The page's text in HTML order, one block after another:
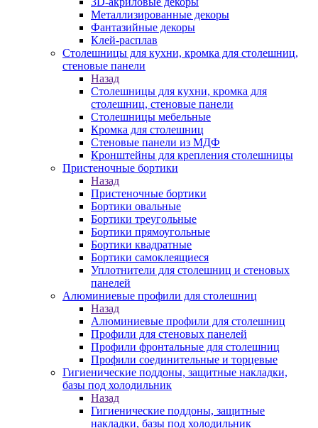
Металлизированные декоры
Фантазийные декоры
Клей-расплав
Столешницы для кухни, кромка для столешниц,
стеновые панели
Назад
Столешницы для кухни, кромка для
столешниц, стеновые панели
Столешницы мебельные
Кромка для столешниц
Стеновые панели из МДФ
Кронштейны для крепления столешницы
Пристеночные бортики
Назад
Пристеночные бортики
Бортики овальные
Бортики треугольные
Бортики прямоугольные
Бортики квадратные
Бортики самоклеящиеся
Уплотнители для столешниц и стеновых
панелей
Алюминиевые профили для столешниц
Назад
Алюминиевые профили для столешниц
Профили для стеновых панелей
Профили фронтальные для столешниц
Профили соединительные и торцевые
Гигиенические поддоны, защитные накладки,
базы под холодильник
Назад
Гигиенические поддоны, защитные
накладки, базы под холодильник